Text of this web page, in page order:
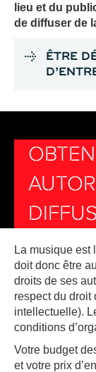
lieu et du
de diffuser de
ÊTRE
La musique
doit donc être
droits de ses
respect du droit
intellectuelle).
conditions
Votre budget
et votre prix